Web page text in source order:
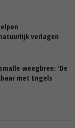
verlagen
weegbree: ‘De
met Engels